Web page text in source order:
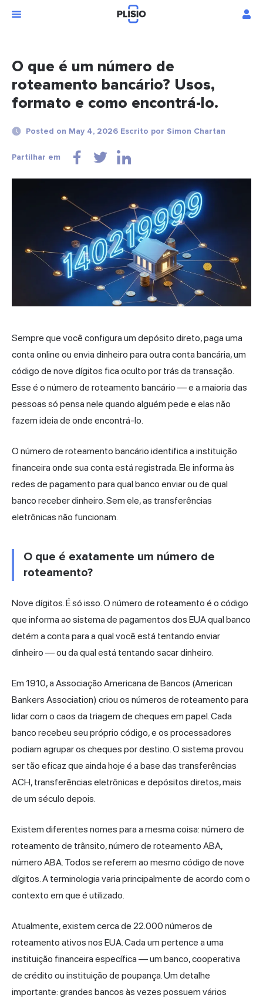
O que é um número de
roteamento bancário? Usos,
formato e como encontrá-lo.
Posted on May 4, 2026 Escrito por Simon Chartan
Partilhar em
Sempre que você configura um depósito direto, paga uma
conta online ou envia dinheiro para outra conta bancária, um
código de nove dígitos fica oculto por trás da transação.
Esse é o número de roteamento bancário — e a maioria das
pessoas só pensa nele quando alguém pede e elas não
fazem ideia de onde encontrá-lo.
O número de roteamento bancário identifica a instituição
financeira onde sua conta está registrada. Ele informa às
redes de pagamento para qual banco enviar ou de qual
banco receber dinheiro. Sem ele, as transferências
eletrônicas não funcionam.
O que é exatamente um número de
roteamento?
Nove dígitos. É só isso. O número de roteamento é o código
que informa ao sistema de pagamentos dos EUA qual banco
detém a conta para a qual você está tentando enviar
dinheiro — ou da qual está tentando sacar dinheiro.
Em 1910, a Associação Americana de Bancos (American
Bankers Association) criou os números de roteamento para
lidar com o caos da triagem de cheques em papel. Cada
banco recebeu seu próprio código, e os processadores
podiam agrupar os cheques por destino. O sistema provou
ser tão eficaz que ainda hoje é a base das transferências
ACH, transferências eletrônicas e depósitos diretos, mais
de um século depois.
Existem diferentes nomes para a mesma coisa: número de
roteamento de trânsito, número de roteamento ABA,
número ABA. Todos se referem ao mesmo código de nove
dígitos. A terminologia varia principalmente de acordo com o
contexto em que é utilizado.
Atualmente, existem cerca de 22.000 números de
roteamento ativos nos EUA. Cada um pertence a uma
instituição financeira específica — um banco, cooperativa
de crédito ou instituição de poupança. Um detalhe
importante: grandes bancos às vezes possuem vários